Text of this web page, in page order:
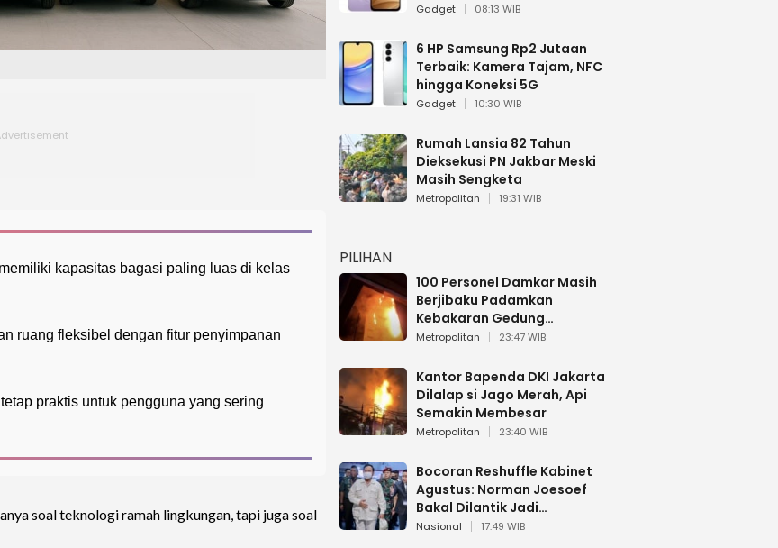
kapasitas bagasi paling luas di kelas
ruang fleksibel dengan fitur penyimpanan
praktis untuk pengguna yang sering
soal teknologi ramah lingkungan, tapi juga soal
Gadget 08:13 WIB
6 HP Samsung Rp2 Jutaan
Terbaik: Kamera Tajam, NFC
hingga Koneksi 5G
Gadget 10:30 WIB
Rumah Lansia 82 Tahun
Dieksekusi PN Jakbar Meski
Masih Sengketa
Metropolitan 19:31 WIB
PILIHAN
100 Personel Damkar Masih
Berjibaku Padamkan
Kebakaran Gedung
Bapenda DKI
Metropolitan 23:47 WIB
Kantor Bapenda DKI Jakarta
Dilalap si Jago Merah, Api
Semakin Membesar
Metropolitan 23:40 WIB
Bocoran Reshuffle Kabinet
Agustus: Norman Joesoef
Bakal Dilantik Jadi
Wamenhan RI
Nasional 17:49 WIB